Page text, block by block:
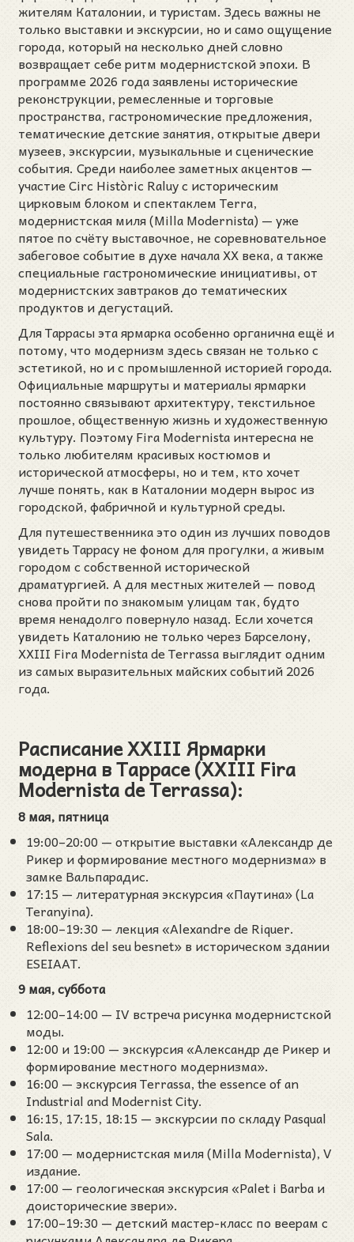
жителям Каталонии, и туристам. Здесь важны не
только выставки и экскурсии, но и само ощущение
города, который на несколько дней словно
возвращает себе ритм модернистской эпохи. В
программе 2026 года заявлены исторические
реконструкции, ремесленные и торговые
пространства, гастрономические предложения,
тематические детские занятия, открытые двери
музеев, экскурсии, музыкальные и сценические
события. Среди наиболее заметных акцентов —
участие Circ Històric Raluy с историческим
цирковым блоком и спектаклем Terra,
модернистская миля (Milla Modernista) — уже
пятое по счёту выставочное, не соревновательное
забеговое событие в духе начала XX века, а также
специальные гастрономические инициативы, от
модернистских завтраков до тематических
продуктов и дегустаций.
Для Таррасы эта ярмарка особенно органична ещё и
потому, что модернизм здесь связан не только с
эстетикой, но и с промышленной историей города.
Официальные маршруты и материалы ярмарки
постоянно связывают архитектуру, текстильное
прошлое, общественную жизнь и художественную
культуру. Поэтому Fira Modernista интересна не
только любителям красивых костюмов и
исторической атмосферы, но и тем, кто хочет
лучше понять, как в Каталонии модерн вырос из
городской, фабричной и культурной среды.
Для путешественника это один из лучших поводов
увидеть Таррасу не фоном для прогулки, а живым
городом с собственной исторической
драматургией. А для местных жителей — повод
снова пройти по знакомым улицам так, будто
время ненадолго повернуло назад. Если хочется
увидеть Каталонию не только через Барселону,
XXIII Fira Modernista de Terrassa выглядит одним
из самых выразительных майских событий 2026
года.
Расписание XXIII Ярмарки
модерна в Таррасе (XXIII Fira
Modernista de Terrassa):
8 мая, пятница
19:00–20:00 — открытие выставки «Александр де
Рикер и формирование местного модернизма» в
замке Вальпарадис.
17:15 — литературная экскурсия «Паутина» (La
Teranyina).
18:00–19:30 — лекция «Alexandre de Riquer.
Reflexions del seu besnet» в историческом здании
ESEIAAT.
9 мая, суббота
12:00–14:00 — IV встреча рисунка модернистской
моды.
12:00 и 19:00 — экскурсия «Александр де Рикер и
формирование местного модернизма».
16:00 — экскурсия Terrassa, the essence of an
Industrial and Modernist City.
16:15, 17:15, 18:15 — экскурсии по складу Pasqual
Sala.
17:00 — модернистская миля (Milla Modernista), V
издание.
17:00 — геологическая экскурсия «Palet i Barba и
доисторические звери».
17:00–19:30 — детский мастер-класс по веерам с